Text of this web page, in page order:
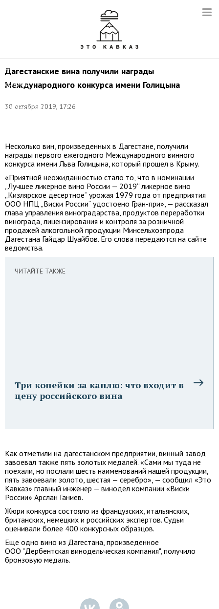
Дагестанские вина получили награды
Международного конкурса имени Голицына
30 октября 2019, 17:26
Фото:
Министерство
сельского
хозяйства
продовольствия
Несколько вин, произведенных в Дагестане, получили
награды первого ежегодного Международного винного
конкурса имени Льва Голицына, который прошел в Крыму.
«Приятной неожиданностью стало то, что в номинации
„Лучшее ликерное вино России — 2019“ ликерное вино
„Кизлярское десертное“ урожая 1979 года от предприятия
ООО НПЦ „Виски России“ удостоено Гран-при», — рассказал
глава управления виноградарства, продуктов переработки
винограда, лицензирования и контроля за розничной
продажей алкогольной продукции Минсельхозпрода
Дагестана Гайдар Шуайбов. Его слова передаются на сайте
ведомства.
ЧИТАЙТЕ ТАКЖЕ
Три копейки за каплю: что входит в
цену российского вина
Как отметили на дагестанском предприятии, винный завод
завоевал также пять золотых медалей. «Сами мы туда не
поехали, но послали шесть наименований нашей продукции,
пять завоевали золото, шестая — серебро», — сообщил «Это
Кавказ» главный инженер — винодел компании «Виски
России» Арслан Ганиев.
Жюри конкурса состояло из французских, итальянских,
британских, немецких и российских экспертов. Судьи
оценивали более 400 конкурсных образцов.
Еще одно вино из Дагестана, произведенное
ООО "Дербентская винодельческая компания", получило
бронзовую медаль.